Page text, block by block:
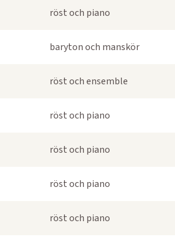
röst och piano
baryton och manskör
röst och ensemble
röst och piano
röst och piano
röst och piano
röst och piano